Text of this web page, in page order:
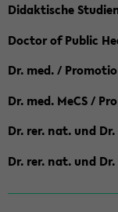
Didaktische
Doctor of Public
Dr. med. /
Dr. med. MeCS /
Dr. rer. nat. und
Dr. rer. nat. und